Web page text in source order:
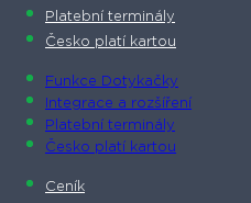
Platební terminály
Česko platí kartou
Funkce Dotykačky
Integrace a rozšíření
Platební terminály
Česko platí kartou
Ceník